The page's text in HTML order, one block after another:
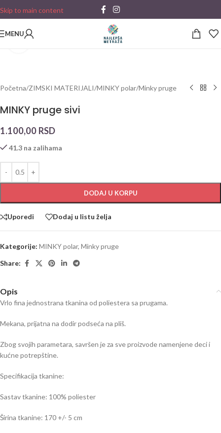
Skip to main content
MENU
Početna/ZIMSKI MATERIJALI/MINKY polar/Minky pruge
MINKY pruge sivi
1.100,00 RSD
41.3 na zalihama
DODAJ U KORPU
Uporedi Dodaj u listu želja
Kategorije: MINKY polar, Minky pruge
Share:
Opis
Vrlo fina jednostrana tkanina od poliestera sa prugama.
Mekana, prijatna na dodir podseća na pliš.
Zbog svojih parametara, savršen je za sve proizvode namenjene deci i
kućne potrepštine.
Specifikacija tkanine:
Sastav tkanine: 100% poliester
Širina tkanine: 170 +/- 5 cm